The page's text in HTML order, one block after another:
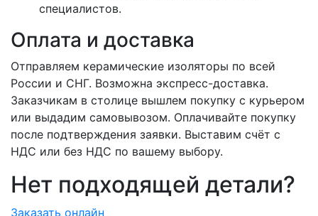
специалистов.
Оплата и доставка
Отправляем керамические изоляторы по всей
России и СНГ. Возможна экспресс-доставка.
Заказчикам в столице вышлем покупку с курьером
или выдадим самовывозом. Оплачивайте покупку
после подтверждения заявки. Выставим счёт с
НДС или без НДС по вашему выбору.
Нет подходящей детали?
Заказать онлайн